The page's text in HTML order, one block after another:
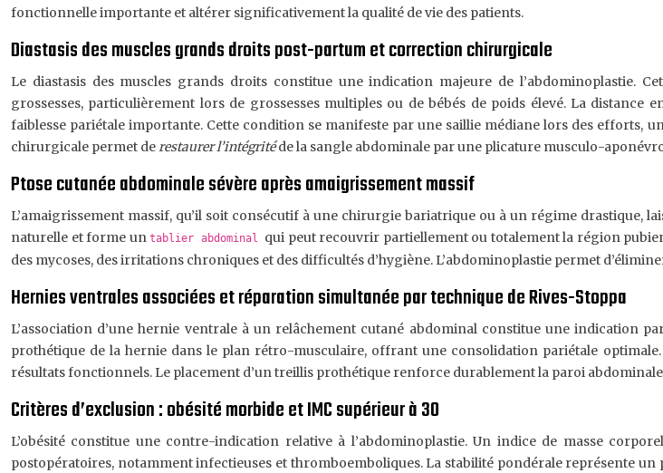
fonctionnelle importante et altérer significativement la qualité de vie des patients.
Diastasis des muscles grands droits post-partum et correction chirurgicale
Le diastasis des muscles grands droits constitue une indication majeure de l’abdominoplastie.
grossesses, particulièrement lors de grossesses multiples ou de bébés de poids élevé. La
faiblesse pariétale importante. Cette condition se manifeste par une saillie médiane lors des
chirurgicale permet derestaurer l’intégritéde la sangle abdominale par une plicature musculo-
Ptose cutanée abdominale sévère après amaigrissement massif
L’amaigrissement massif, qu’il soit consécutif à une chirurgie bariatrique ou à un régime drastique,
naturelle et forme untablier abdominal qui peut recouvrir partiellement ou totalement la région
des mycoses, des irritations chroniques et des difficultés d’hygiène. L’abdominoplastie permet
Hernies ventrales associées et réparation simultanée par technique de Rives-Stoppa
L’association d’une hernie ventrale à un relâchement cutané abdominal constitue une indication
prothétique de la hernie dans le plan rétro-musculaire, offrant une consolidation pariétale
résultats fonctionnels. Le placement d’un treillis prothétique renforce durablement la paroi
Critères d’exclusion : obésité morbide et IMC supérieur à 30
L’obésité constitue une contre-indication relative à l’abdominoplastie. Un indice de masse
postopératoires, notamment infectieuses et thromboemboliques. La stabilité pondérale représente